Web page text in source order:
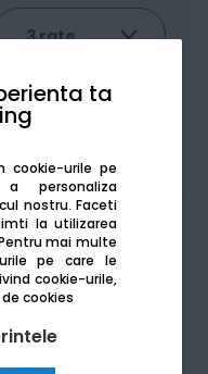
ta
cookie-urile pe
personaliza
nostru. Faceti
la utilizarea
mai multe
pe care le
cookie-urile,
cookies
pe platforma de